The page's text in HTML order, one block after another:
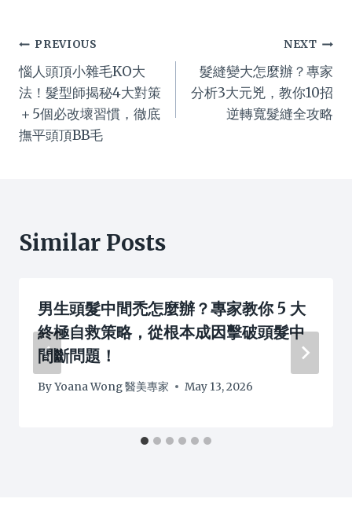
Post
navigation
PREVIOUS
惱人頭頂小雜毛KO大
法！髮型師揭秘4大對策
＋5個必改壞習慣，徹底
撫平頭頂BB毛
NEXT
髮縫變大怎麼辦？專家
分析3大元兇，教你10招
逆轉寬髮縫全攻略
Similar Posts
男生頭髮中間禿怎麼辦？專家教你 5 大
終極自救策略，從根本成因擊破頭髮中
間斷問題！
ByYoana Wong 醫美專家 May 13, 2026